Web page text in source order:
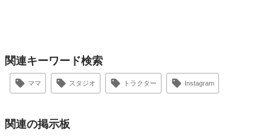
関連キーワード検索
ママ スタジオ トラクター Instagram
関連の掲示板